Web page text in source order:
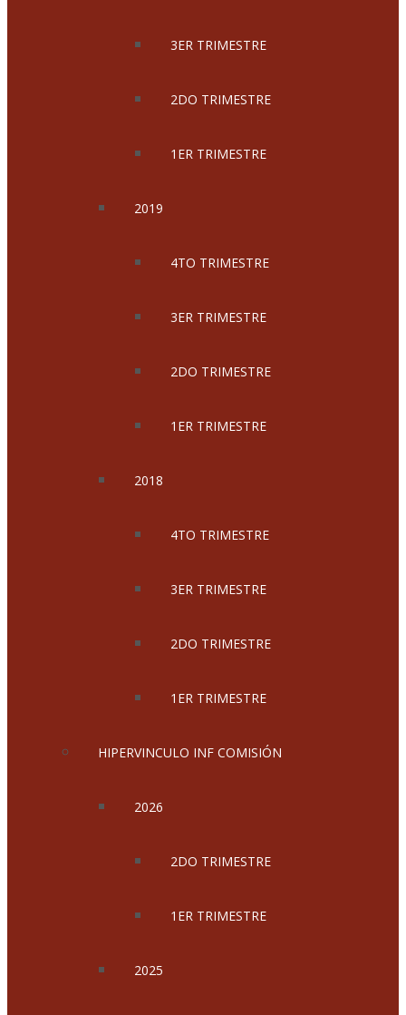
3ER TRIMESTRE
2DO TRIMESTRE
1ER TRIMESTRE
2019
4TO TRIMESTRE
3ER TRIMESTRE
2DO TRIMESTRE
1ER TRIMESTRE
2018
4TO TRIMESTRE
3ER TRIMESTRE
2DO TRIMESTRE
1ER TRIMESTRE
HIPERVINCULO INF COMISIÓN
2026
2DO TRIMESTRE
1ER TRIMESTRE
2025